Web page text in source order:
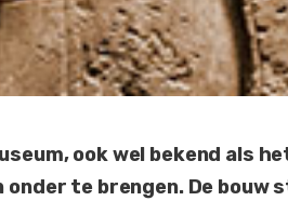
ook wel bekend als
te brengen. De bouw